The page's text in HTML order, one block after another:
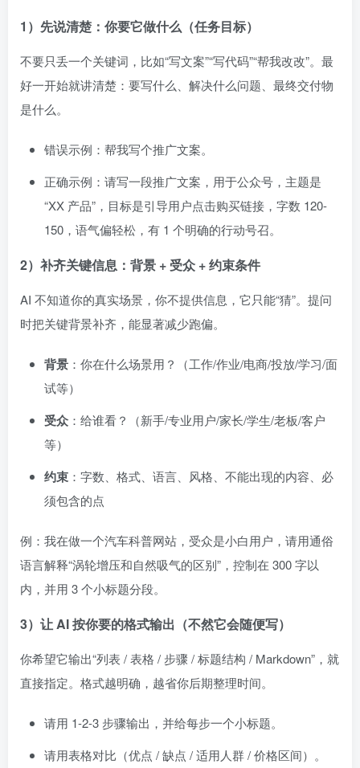
1）先说清楚：你要它做什么（任务目标）
不要只丢一个关键词，比如“写文案”“写代码”“帮我改改”。最
好一开始就讲清楚：要写什么、解决什么问题、最终交付物
是什么。
错误示例：帮我写个推广文案。
正确示例：请写一段推广文案，用于公众号，主题是
“XX 产品”，目标是引导用户点击购买链接，字数 120-
150，语气偏轻松，有 1 个明确的行动号召。
2）补齐关键信息：背景 + 受众 + 约束条件
AI 不知道你的真实场景，你不提供信息，它只能“猜”。提问
时把关键背景补齐，能显著减少跑偏。
背景 ：你在什么场景用？（工作/作业/电商/投放/学习/面
试等）
受众 ：给谁看？（新手/专业用户/家长/学生/老板/客户
等）
约束 ：字数、格式、语言、风格、不能出现的内容、必
须包含的点
例：我在做一个汽车科普网站，受众是小白用户，请用通俗
语言解释“涡轮增压和自然吸气的区别”，控制在 300 字以
内，并用 3 个小标题分段。
3）让 AI 按你要的格式输出（不然它会随便写）
你希望它输出“列表 / 表格 / 步骤 / 标题结构 / Markdown”，就
直接指定。格式越明确，越省你后期整理时间。
请用 1-2-3 步骤输出，并给每步一个小标题。
请用表格对比（优点 / 缺点 / 适用人群 / 价格区间）。